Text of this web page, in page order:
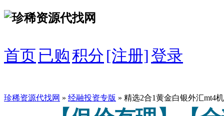
首页 已购积分[注册]登录
珍稀资源代找网 » 经融投资专版 » 精选2合1黄金白银外汇mt4